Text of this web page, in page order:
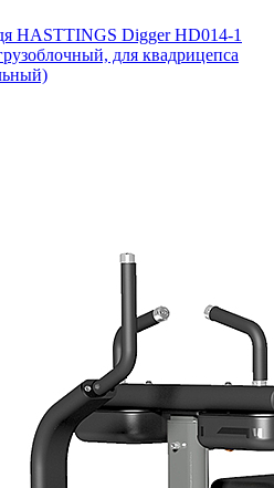
HASTTINGS Digger HD014-1
для квадрицепса